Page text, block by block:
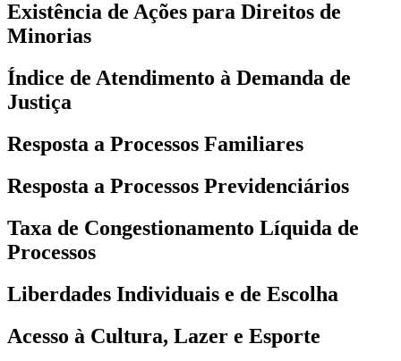
Existência de Ações para Direitos de
Minorias
Índice de Atendimento à Demanda de
Justiça
Resposta a Processos Familiares
Resposta a Processos Previdenciários
Taxa de Congestionamento Líquida de
Processos
Liberdades Individuais e de Escolha
Acesso à Cultura, Lazer e Esporte